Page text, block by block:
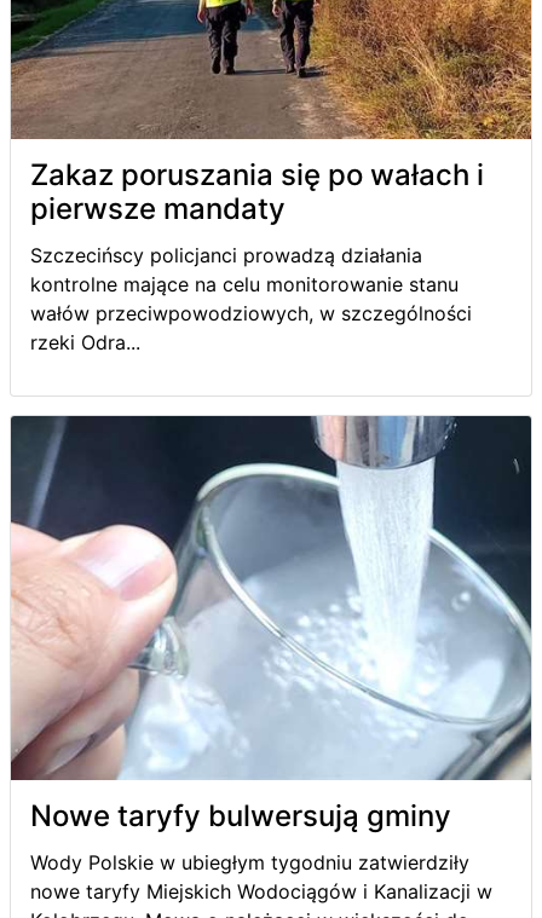
Zakaz poruszania się po wałach i
pierwsze mandaty
Szczecińscy policjanci prowadzą działania
kontrolne mające na celu monitorowanie stanu
wałów przeciwpowodziowych, w szczególności
rzeki Odra...
Nowe taryfy bulwersują gminy
Wody Polskie w ubiegłym tygodniu zatwierdziły
nowe taryfy Miejskich Wodociągów i Kanalizacji w